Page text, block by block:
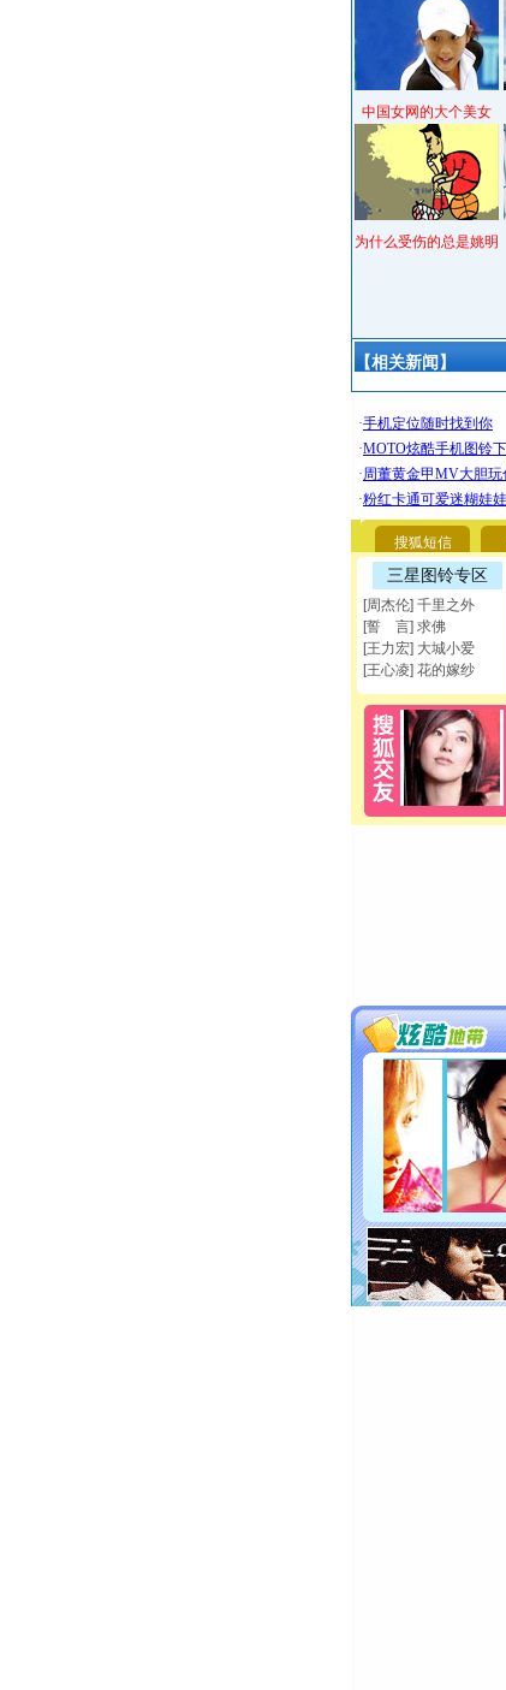
中国女网的大个美女
为什么受伤的总是姚明
【相关新闻】
搜狐短信
三星图铃专区
[周杰伦] 千里之外
[誓 言] 求佛
[王力宏] 大城小爱
[王心凌] 花的嫁纱